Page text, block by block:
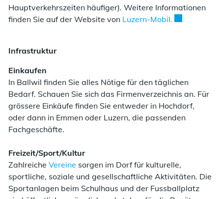
Hauptverkehrszeiten häufiger). Weitere Informationen
finden Sie auf der Website von Luzern-Mobil.
Infrastruktur
Einkaufen
In Ballwil finden Sie alles Nötige für den täglichen
Bedarf. Schauen Sie sich das Firmenverzeichnis an. Für
grössere Einkäufe finden Sie entweder in Hochdorf,
oder dann in Emmen oder Luzern, die passenden
Fachgeschäfte.
Freizeit/Sport/Kultur
Zahlreiche Vereine sorgen im Dorf für kulturelle,
sportliche, soziale und gesellschaftliche Aktivitäten. Die
Sportanlagen beim Schulhaus und der Fussballplatz